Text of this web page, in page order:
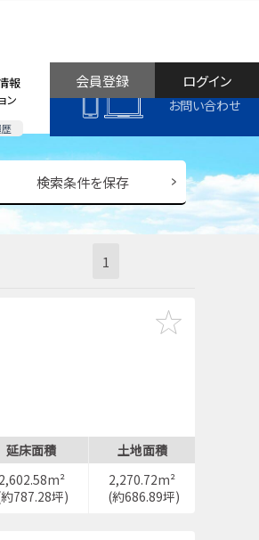
ン
報
お問い合わせ
ログイン
会員登録
検索条件を保存
1
延床面積 土地面積
2,602.58m²
787.28坪)
2,270.72m²
(約686.89坪)